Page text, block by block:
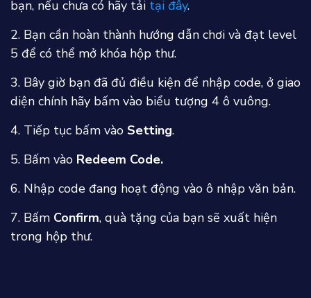
bạn, nếu chưa có hãy tải tại đây.
2. Bạn cần hoàn thành hướng dẫn chơi và đạt level
5 để có thể mở khóa hộp thư.
3. Bây giờ bạn đã đủ điều kiện để nhập code, ở giao
diện chính hãy bấm vào biểu tượng 4 ô vuông.
4. Tiếp tục bấm vào Setting.
5. Bấm vào Redeem Code.
6. Nhập code đang hoạt động vào ô nhập văn bản.
7. Bấm Confirm, quà tặng của bạn sẽ xuất hiện
trong hộp thư.